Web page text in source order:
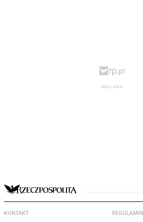
KONTAKT REGULAMIN